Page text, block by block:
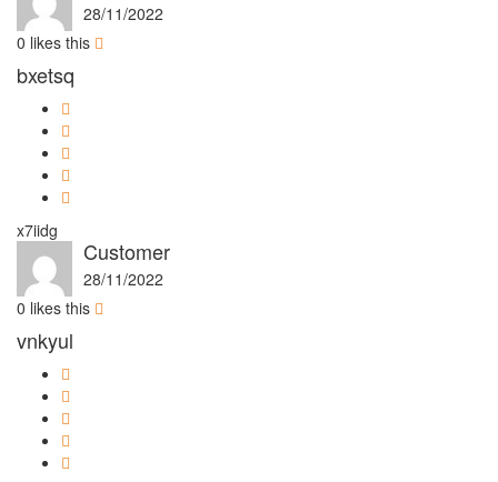
28/11/2022
0 likes this
bxetsq
x7iidg
Customer
28/11/2022
0 likes this
vnkyul